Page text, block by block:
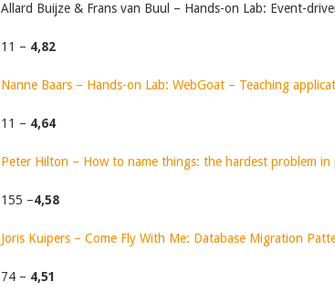
Allard Buijze & Frans van Buul – Hands-on Lab: Event-
11 – 4,82
Nanne Baars – Hands-on Lab: WebGoat – Teaching
11 – 4,64
Peter Hilton – How to name things: the hardest problem in
155 –4,58
Joris Kuipers – Come Fly With Me: Database Migration
74 – 4,51